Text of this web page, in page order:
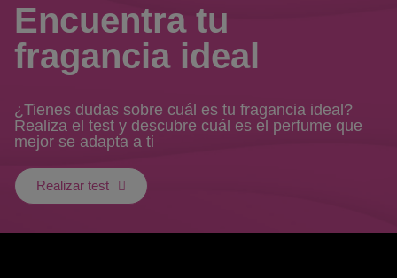
Encuentra tu
fragancia ideal
¿Tienes dudas sobre cuál es tu fragancia ideal?
Realiza el test y descubre cuál es el perfume que
mejor se adapta a ti
Realizar test